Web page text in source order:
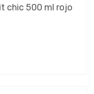
chic 500 ml rojo